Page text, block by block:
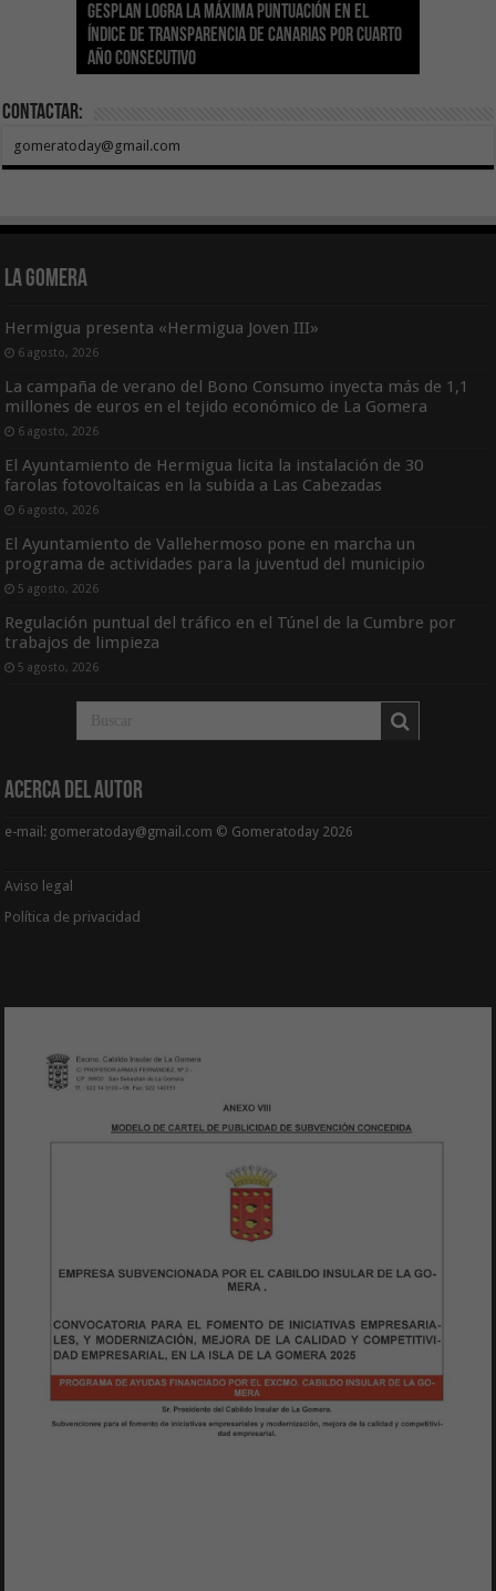
Gesplan logra la máxima puntuación en el
Índice de Transparencia de Canarias por cuarto
año consecutivo
El Gobierno canario concede ayudas del
POSEICAN-Pesca al sector por valor de 7,09 M€
tras aumentar las cuantías
Transición Ecológica coordina con Ashotel su
adhesión a la Red de Refugios Climáticos de
Canarias
Visocan incorpora 170 pisos a su parque de
vivienda protegida en régimen de alquiler
asequible de Tenerife
Sanidad refuerza la capacidad diagnóstica de
los centros de salud con el impulso de la
ecografía clínica
El Gobierno de Canarias convoca el Concurso de
Sal Marina Agrocanarias 2026
Contactar:
gomeratoday@gmail.com
La Gomera
Hermigua presenta «Hermigua Joven III»
6 agosto, 2026
La campaña de verano del Bono Consumo inyecta más de 1,1
millones de euros en el tejido económico de La Gomera
6 agosto, 2026
El Ayuntamiento de Hermigua licita la instalación de 30
farolas fotovoltaicas en la subida a Las Cabezadas
6 agosto, 2026
El Ayuntamiento de Vallehermoso pone en marcha un
programa de actividades para la juventud del municipio
5 agosto, 2026
Regulación puntual del tráfico en el Túnel de la Cumbre por
trabajos de limpieza
5 agosto, 2026
Acerca del Autor
e-mail: gomeratoday@gmail.com © Gomeratoday 2026
Aviso legal
Política de privacidad